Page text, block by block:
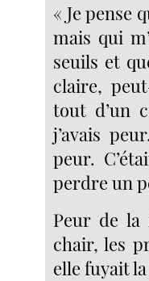
« Je pense
mais qui
seuils et
claire,
tout d’un
j’avais
peur.
perdre un
Peur de la
chair, les
elle fuyait